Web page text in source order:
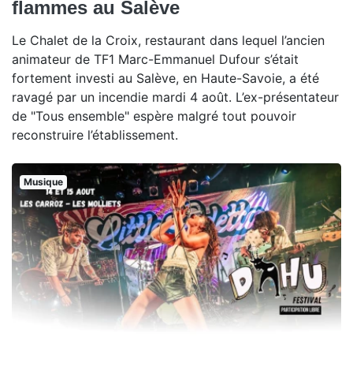
flammes au Salève
Le Chalet de la Croix, restaurant dans lequel l’ancien
animateur de TF1 Marc-Emmanuel Dufour s’était
fortement investi au Salève, en Haute-Savoie, a été
ravagé par un incendie mardi 4 août. L’ex-présentateur
de "Tous ensemble" espère malgré tout pouvoir
reconstruire l’établissement.
Musique